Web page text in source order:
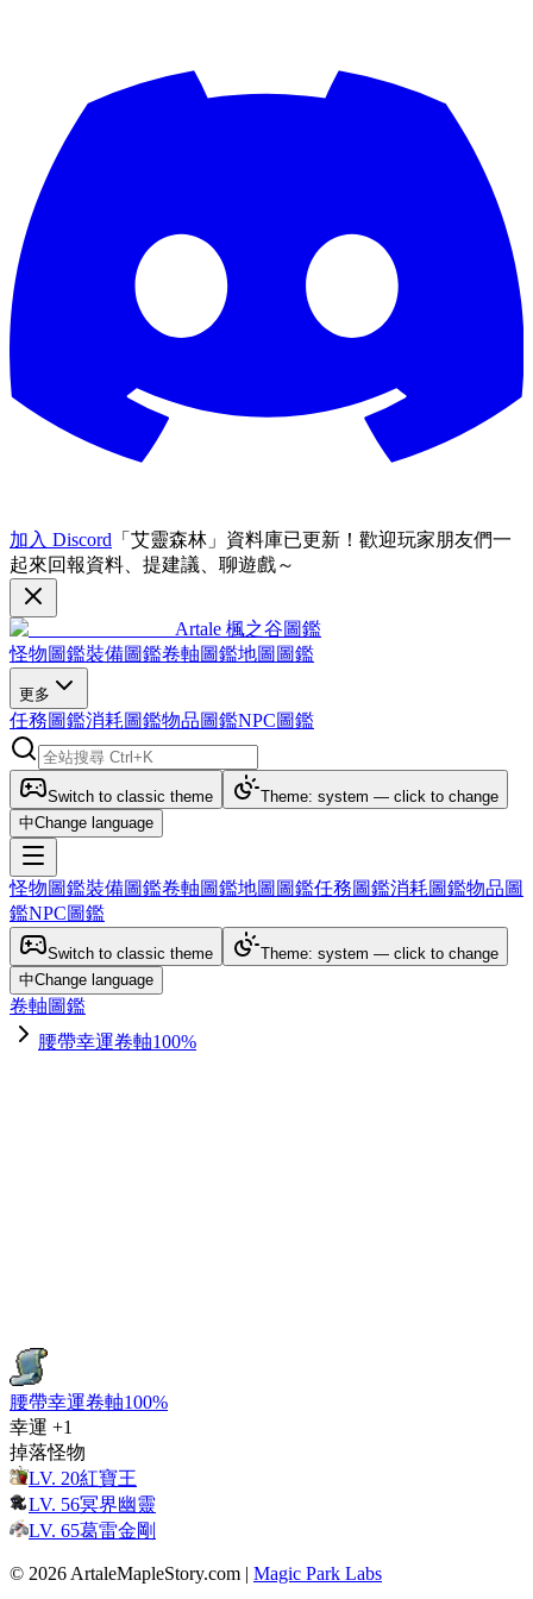
加入 Discord 「艾靈森林」資料庫已更新！歡迎玩家朋友們一
起來回報資料、提建議、聊遊戲～
Artale 楓之谷圖鑑
怪物圖鑑裝備圖鑑卷軸圖鑑地圖圖鑑
更多
任務圖鑑消耗圖鑑物品圖鑑NPC圖鑑
Switch to classic theme
Theme: system — click to change
中Change language
怪物圖鑑裝備圖鑑卷軸圖鑑地圖圖鑑任務圖鑑消耗圖鑑物品圖
鑑NPC圖鑑
Switch to classic theme
Theme: system — click to change
中Change language
卷軸圖鑑
腰帶幸運卷軸100%
腰帶幸運卷軸100%
幸運 +1
掉落怪物
LV. 20紅寶王
LV. 56冥界幽靈
LV. 65葛雷金剛
© 2026 ArtaleMapleStory.com | Magic Park Labs